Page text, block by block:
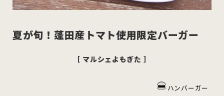
パスタ 寿司
夏が旬！蓬田産トマト使用限定バーガー
［ マルシェよもぎた ］
ハンバーガー